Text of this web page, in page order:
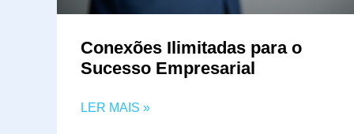
Conexões Ilimitadas para o
Sucesso Empresarial
LER MAIS »